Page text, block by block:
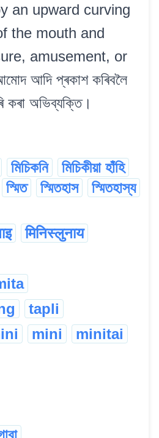
an upward curving
the mouth and
amusement, or
আদি প্ৰকাশ কৰিবলৈ
কৰা অভিব্যক্তি।
মিচিকনি
মিচিকীয়া হাঁহি
স্মিত স্মিতহাস
স্মিতহাস্য
मिनिस्लुनाय
tapli
mini minitai